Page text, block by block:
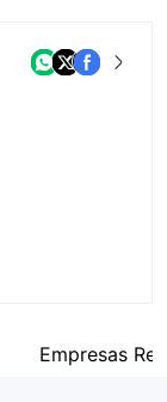
Empresas